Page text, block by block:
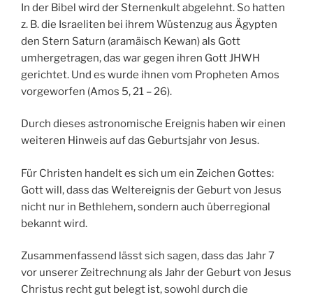
In der Bibel wird der Sternenkult abgelehnt. So hatten
z. B. die Israeliten bei ihrem Wüstenzug aus Ägypten
den Stern Saturn (aramäisch Kewan) als Gott
umhergetragen, das war gegen ihren Gott JHWH
gerichtet. Und es wurde ihnen vom Propheten Amos
vorgeworfen (Amos 5, 21 – 26).
Durch dieses astronomische Ereignis haben wir einen
weiteren Hinweis auf das Geburtsjahr von Jesus.
Für Christen handelt es sich um ein Zeichen Gottes:
Gott will, dass das Weltereignis der Geburt von Jesus
nicht nur in Bethlehem, sondern auch überregional
bekannt wird.
Zusammenfassend lässt sich sagen, dass das Jahr 7
vor unserer Zeitrechnung als Jahr der Geburt von Jesus
Christus recht gut belegt ist, sowohl durch die